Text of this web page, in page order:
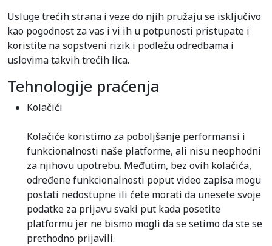
Usluge trećih strana i veze do njih pružaju se isključivo
kao pogodnost za vas i vi ih u potpunosti pristupate i
koristite na sopstveni rizik i podležu odredbama i
uslovima takvih trećih lica.
Tehnologije praćenja
Kolačići
Kolačiće koristimo za poboljšanje performansi i
funkcionalnosti naše platforme, ali nisu neophodni
za njihovu upotrebu. Međutim, bez ovih kolačića,
određene funkcionalnosti poput video zapisa mogu
postati nedostupne ili ćete morati da unesete svoje
podatke za prijavu svaki put kada posetite
platformu jer ne bismo mogli da se setimo da ste se
prethodno prijavili.